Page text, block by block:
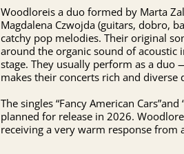
Woodloreis a duo formed by Marta
Magdalena Czwojda (guitars, dobro,
catchy pop melodies. Their original
around the organic sound of
stage. They usually perform as a
makes their concerts rich and
The singles “Fancy American
planned for release in 2026.
receiving a very warm response from